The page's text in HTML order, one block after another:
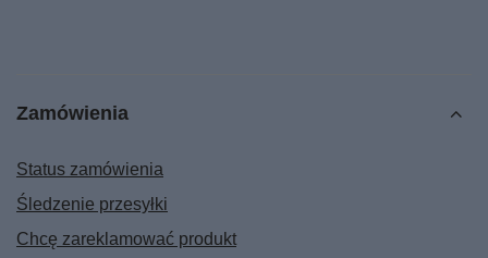
Zamówienia
Status zamówienia
Śledzenie przesyłki
Chcę zareklamować produkt